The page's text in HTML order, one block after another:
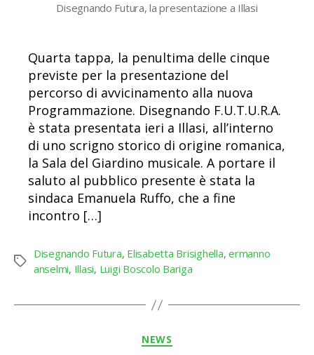
Disegnando Futura, la presentazione a Illasi
Quarta tappa, la penultima delle cinque
previste per la presentazione del
percorso di avvicinamento alla nuova
Programmazione. Disegnando F.U.T.U.R.A.
è stata presentata ieri a Illasi, all’interno
di uno scrigno storico di origine romanica,
la Sala del Giardino musicale. A portare il
saluto al pubblico presente è stata la
sindaca Emanuela Ruffo, che a fine
incontro […]
Tag
Disegnando Futura, Elisabetta Brisighella,ermanno
anselmi, Illasi, Luigi Boscolo Bariga
Categorie
NEWS